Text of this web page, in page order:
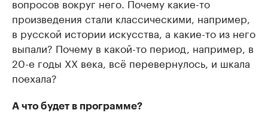
произведения стали классическими, например,
в русской истории искусства, а какие-то из него
выпали? Почему в какой-то период, например, в
20-е годы XX века, всё перевернулось, и шкала
поехала?
А что будет в программе?